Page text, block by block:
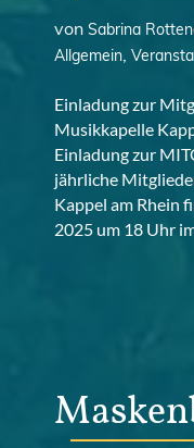
von Sabrina
Allgemein,
Einladung zur
Musikkapelle
Einladung zur
jährliche
Kappel am Rhein
2025 um 18 Uhr